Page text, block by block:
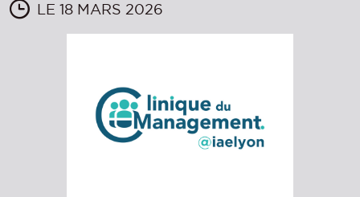
LE 18 MARS 2026